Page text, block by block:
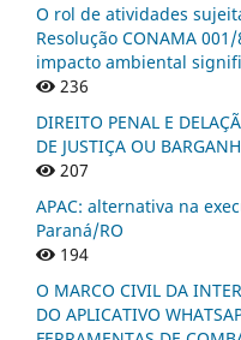
O rol de atividades
Resolução CONAMA
impacto ambiental
236
DIREITO PENAL E
DE JUSTIÇA OU
207
APAC: alternativa na
Paraná/RO
194
O MARCO CIVIL DA
DO APLICATIVO